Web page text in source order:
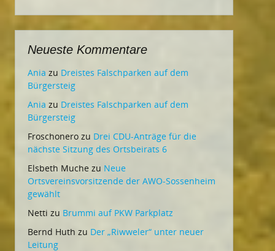
Neueste Kommentare
Ania zu Dreistes Falschparken auf dem
Bürgersteig
Ania zu Dreistes Falschparken auf dem
Bürgersteig
Froschonero zu Drei CDU-Anträge für die
nächste Sitzung des Ortsbeirats 6
Elsbeth Muche zu Neue
Ortsvereinsvorsitzende der AWO-Sossenheim
gewählt
Netti zu Brummi auf PKW Parkplatz
Bernd Huth zu Der „Riwweler“ unter neuer
Leitung